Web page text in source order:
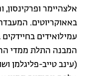
אלצהיימר ופרקינסון,
באאוקריוטים.
עמילואידים
המבנה התלת ממדי